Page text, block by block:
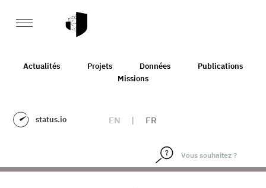
Actualités Projets Données
Publications
Missions
status.io EN | FR